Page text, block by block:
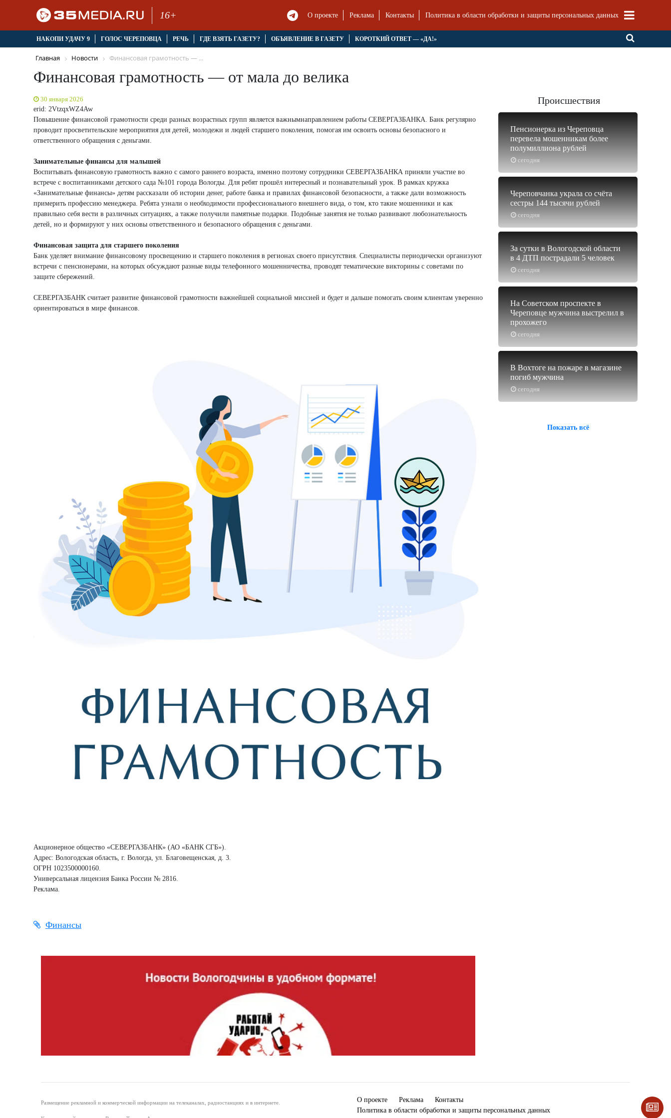
16+ О проекте Реклама Контакты Политика в области обработки и защиты персональных данных
НАКОПИ УДАЧУ 9 ГОЛОС ЧЕРЕПОВЦА РЕЧЬ ГДЕ ВЗЯТЬ ГАЗЕТУ? ОБЪЯВЛЕНИЕ В ГАЗЕТУ КОРОТКИЙ ОТВЕТ — «ДА!»
Главная Новости Финансовая грамотность — ...
Финансовая грамотность — от мала до велика
30 января 2026
erid: 2VtzqxWZ4Aw
Повышение финансовой грамотности среди разных возрастных групп является важнымнаправлением работы СЕВЕРГАЗБАНКА. Банк регулярно
проводит просветительские мероприятия для детей, молодежи и людей старшего поколения, помогая им освоить основы безопасного и
ответственного обращения с деньгами.
Занимательные финансы для малышей
Воспитывать финансовую грамотность важно с самого раннего возраста, именно поэтому сотрудники СЕВЕРГАЗБАНКА приняли участие во
встрече с воспитанниками детского сада №101 города Вологды. Для ребят прошёл интересный и познавательный урок. В рамках кружка
«Занимательные финансы» детям рассказали об истории денег, работе банка и правилах финансовой безопасности, а также дали возможность
примерить профессию менеджера. Ребята узнали о необходимости профессионального внешнего вида, о том, кто такие мошенники и как
правильно себя вести в различных ситуациях, а также получили памятные подарки. Подобные занятия не только развивают любознательность
детей, но и формируют у них основы ответственного и безопасного обращения с деньгами.
Финансовая защита для старшего поколения
Банк уделяет внимание финансовому просвещению и старшего поколения в регионах своего присутствия. Специалисты периодически организуют
встречи с пенсионерами, на которых обсуждают разные виды телефонного мошенничества, проводят тематические викторины с советами по
защите сбережений.
СЕВЕРГАЗБАНК считает развитие финансовой грамотности важнейшей социальной миссией и будет и дальше помогать своим клиентам уверенно
ориентироваться в мире финансов.
Акционерное общество «СЕВЕРГАЗБАНК» (АО «БАНК СГБ»).
Адрес: Вологодская область, г. Вологда, ул. Благовещенская, д. 3.
ОГРН 1023500000160.
Универсальная лицензия Банка России № 2816.
Реклама.
Финансы
Происшествия
сегодня
Пенсионерка из Череповца
перевела мошенникам более
полумиллиона рублей
сегодня
Череповчанка украла со счёта
сестры 144 тысячи рублей
сегодня
За сутки в Вологодской области
в 4 ДТП пострадали 5 человек
сегодня
На Советском проспекте в
Череповце мужчина выстрелил в
прохожего
сегодня
В Вохтоге на пожаре в магазине
погиб мужчина
Показать всё
Размещение рекламной и коммерческой информации на телеканалах, радиостанциях и в интернете. О проекте Реклама
Контакты
Политика в области обработки и защиты персональных данных